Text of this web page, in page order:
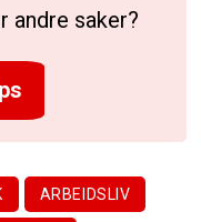
andre saker?
ARBEIDSLIV